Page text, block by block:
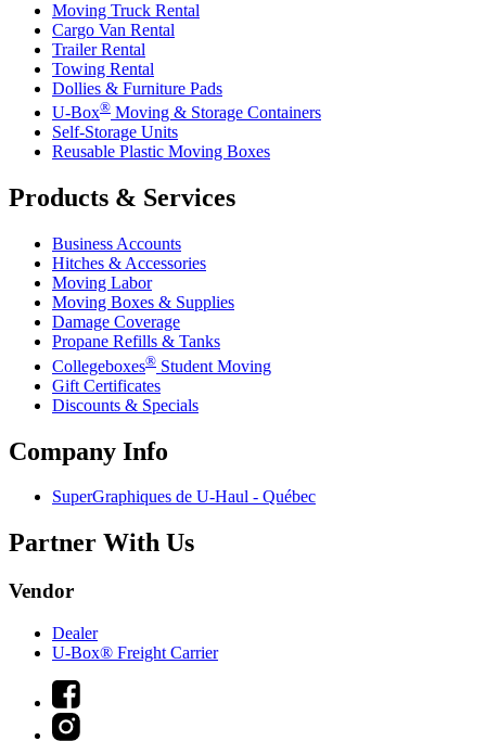
Moving Truck Rental
Cargo Van Rental
Trailer Rental
Towing Rental
Dollies & Furniture Pads
U-Box® Moving & Storage Containers
Self-Storage Units
Reusable Plastic Moving Boxes
Products & Services
Business Accounts
Hitches & Accessories
Moving Labor
Moving Boxes & Supplies
Damage Coverage
Propane Refills & Tanks
Collegeboxes® Student Moving
Gift Certificates
Discounts & Specials
Company Info
SuperGraphiques de U-Haul - Québec
Partner With Us
Vendor
Dealer
U-Box® Freight Carrier